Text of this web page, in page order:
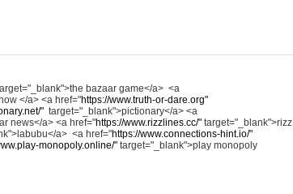
bazaar game</a> <a
</a> <a href="https://www.truth-or-dare.org"
" target="_blank">pictionary</a> <a
news</a> <a href="https://www.rizzlines.cc/" target="_blank">rizz
a> <a href="https://www.connections-hint.io/"
monopoly.online/" target="_blank">play monopoly